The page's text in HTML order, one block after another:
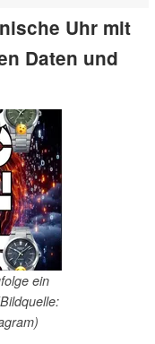
Uhr mit
Daten und
ein